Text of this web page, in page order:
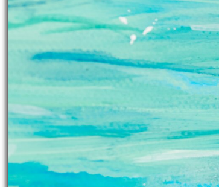
Artikel teilen:
Anleitung
Träumst du von einem
Keilrahmen – ein